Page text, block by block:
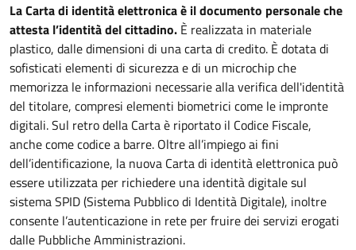
La Carta di identità elettronica è il documento personale che
attesta l’identità del cittadino. È realizzata in materiale
plastico, dalle dimensioni di una carta di credito. È dotata di
sofisticati elementi di sicurezza e di un microchip che
memorizza le informazioni necessarie alla verifica dell'identità
del titolare, compresi elementi biometrici come le impronte
digitali. Sul retro della Carta è riportato il Codice Fiscale,
anche come codice a barre. Oltre all’impiego ai fini
dell’identificazione, la nuova Carta di identità elettronica può
essere utilizzata per richiedere una identità digitale sul
sistema SPID (Sistema Pubblico di Identità Digitale), inoltre
consente l’autenticazione in rete per fruire dei servizi erogati
dalle Pubbliche Amministrazioni.